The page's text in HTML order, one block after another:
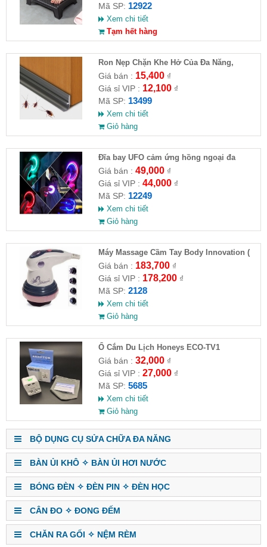
Mã SP: 12922
Xem chi tiết
Tạm hết hàng
Ron Nẹp Chặn Khe Hở Của Đa Năng,
Chống Côn Trùng( HĐ )
Giá bán : 15,400₫
Giá sỉ VIP : 12,100₫
Mã SP: 13499
Xem chi tiết
Giỏ hàng
Đĩa bay UFO cảm ứng hồng ngoại đa
chiều tự động bay về
Giá bán : 49,000₫
Giá sỉ VIP : 44,000₫
Mã SP: 12249
Xem chi tiết
Giỏ hàng
Máy Massage Cầm Tay Body Innovation (
HĐ )
Giá bán : 183,700₫
Giá sỉ VIP : 178,200₫
Mã SP: 2128
Xem chi tiết
Giỏ hàng
Ổ Cắm Du Lịch Honeys ECO-TV1
Giá bán : 32,000₫
Giá sỉ VIP : 27,000₫
Mã SP: 5685
Xem chi tiết
Giỏ hàng
BỘ DỤNG CỤ SỬA CHỮA ĐA NĂNG
BÀN ỦI KHÔ ✧ BÀN ỦI HƠI NƯỚC
BÓNG ĐÈN ✧ ĐÈN PIN ✧ ĐÈN HỌC
CÂN ĐO ✧ ĐONG ĐẾM
CHĂN RA GỐI ✧ NỆM RÈM